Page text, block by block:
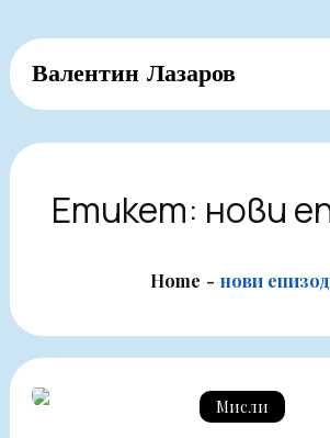
Skip
to
content
Валентин Лазаров
Етикет: нови
Home нови
Мисли